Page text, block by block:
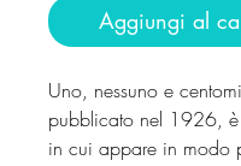
Aggiungi al
Uno, nessuno e
pubblicato nel 1926,
in cui appare in modo